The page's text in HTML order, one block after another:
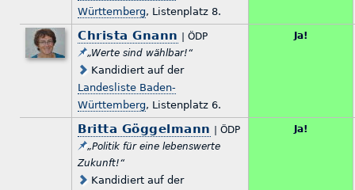
Württemberg, Listenplatz 8.
Christa Gnann
| ÖDP
„Werte sind wählbar!“
Kandidiert auf der
Landesliste Baden-
Württemberg, Listenplatz 6.
Ja!
Britta Göggelmann
| ÖDP
„Politik für eine lebenswerte
Zukunft!“
Kandidiert auf der
Ja!